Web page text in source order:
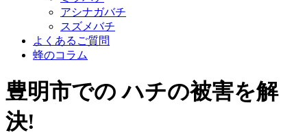
アシナガバチ
スズメバチ
よくあるご質問
蜂のコラム
豊明市での ハチの被害を解
決!